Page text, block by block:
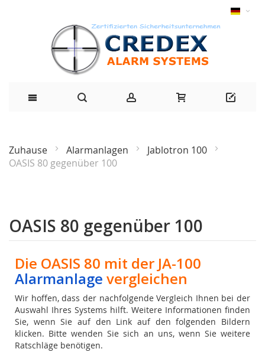
Zuhause Alarmanlagen
Jablotron 100
OASIS 80 gegenüber 100
OASIS 80 gegenüber 100
Die OASIS 80 mit der JA-100
Alarmanlage vergleichen
Wir hoffen, dass der nachfolgende Vergleich Ihnen bei der
Auswahl Ihres Systems hilft. Weitere Informationen finden
Sie, wenn Sie auf den Link auf den folgenden Bildern
klicken. Bitte wenden Sie sich an uns, wenn Sie weitere
Ratschläge benötigen.